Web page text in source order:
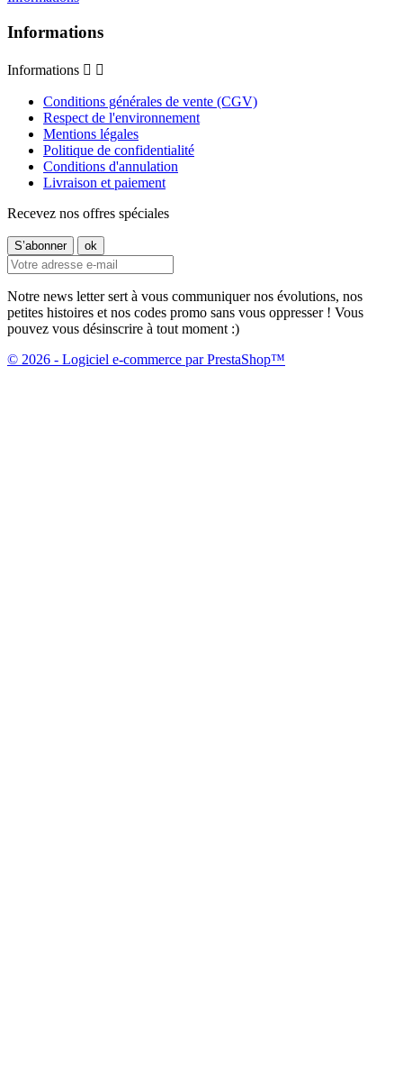
Informations
Informations  
Conditions générales de vente (CGV)
Respect de l'environnement
Mentions légales
Politique de confidentialité
Conditions d'annulation
Livraison et paiement
Recevez nos offres spéciales
Notre news letter sert à vous communiquer nos évolutions, nos
petites histoires et nos codes promo sans vous oppresser ! Vous
pouvez vous désinscrire à tout moment :)
© 2026 - Logiciel e-commerce par PrestaShop™